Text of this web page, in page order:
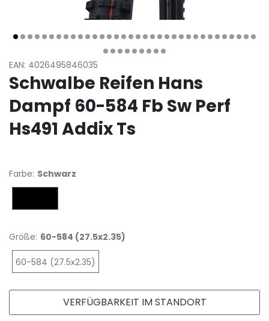
EAN: 4026495846035
Schwalbe Reifen Hans
Dampf 60-584 Fb Sw Perf
Hs491 Addix Ts
Farbe: Schwarz
Größe: 60-584 (27.5x2.35)
60-584 (27.5x2.35)
VERFÜGBARKEIT IM STANDORT